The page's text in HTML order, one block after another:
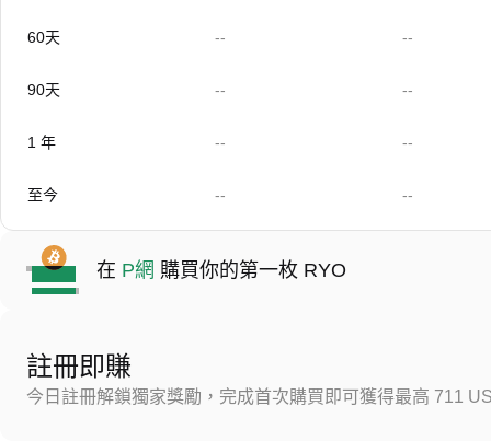
60天 -- --
90天 -- --
1 年 -- --
至今 -- --
在 P網 購買你的第一枚 RYO
註冊即賺
今日註冊解鎖獨家獎勵，完成首次購買即可獲得最高 711